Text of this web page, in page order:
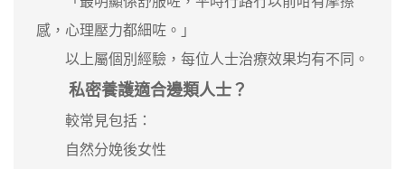
感，心理壓力都細咗。」
以上屬個別經驗，每位人士治療效果均有不同。
私密養護適合邊類人士？
較常見包括：
自然分娩後女性